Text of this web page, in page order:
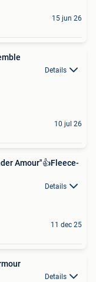
15 jun 26
Details
10 jul 26
Amour"👍Fleece-
Details
11 dec 25
Details